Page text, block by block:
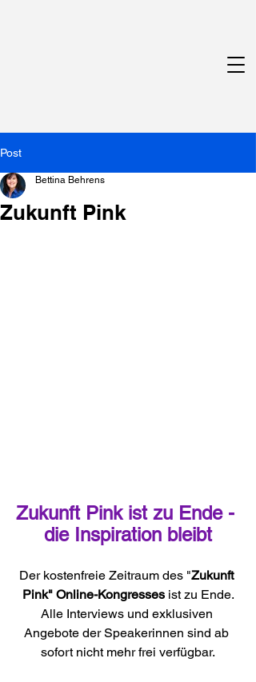
Post
Zukunft Pink
Bettina Behrens
Zukunft Pink ist zu Ende -
die Inspiration bleibt
Der kostenfreie Zeitraum des "Zukunft
Pink" Online-Kongresses ist zu Ende.
Alle Interviews und exklusiven
Angebote der Speakerinnen sind ab
sofort nicht mehr frei verfügbar.